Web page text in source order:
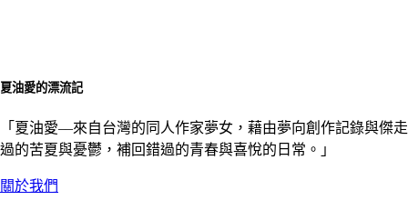
夏油愛的漂流記
「夏油愛––來自台灣的同人作家夢女，藉由夢向創作記錄與傑走
過的苦夏與憂鬱，補回錯過的青春與喜悅的日常。」
關於我們